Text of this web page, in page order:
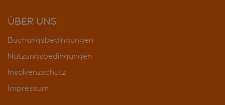
ÜBER UNS
Buchungsbedingungen
Nutzungsbedingungen
Insolvenzschutz
Impressum